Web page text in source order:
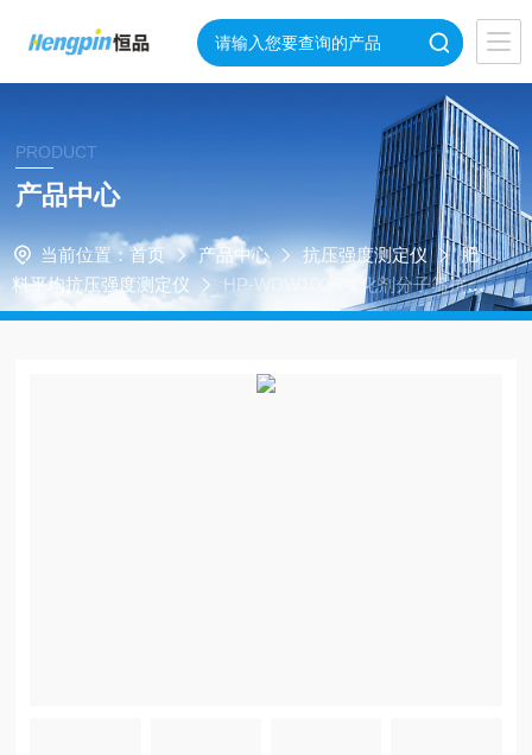
PRODUCT
产品中心
当前位置： 首页 产品中心 抗压强度测定仪
肥
料平均抗压强度测定仪
HP-WDW100H催化剂分子筛抗压
强度测试仪